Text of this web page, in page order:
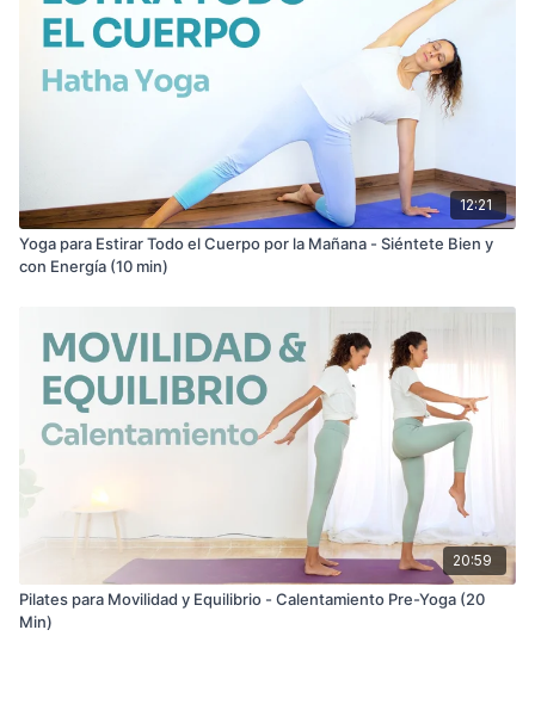
12:21
Yoga para Estirar Todo el Cuerpo por la Mañana - Siéntete Bien y
con Energía (10 min)
20:59
Pilates para Movilidad y Equilibrio - Calentamiento Pre-Yoga (20
Min)